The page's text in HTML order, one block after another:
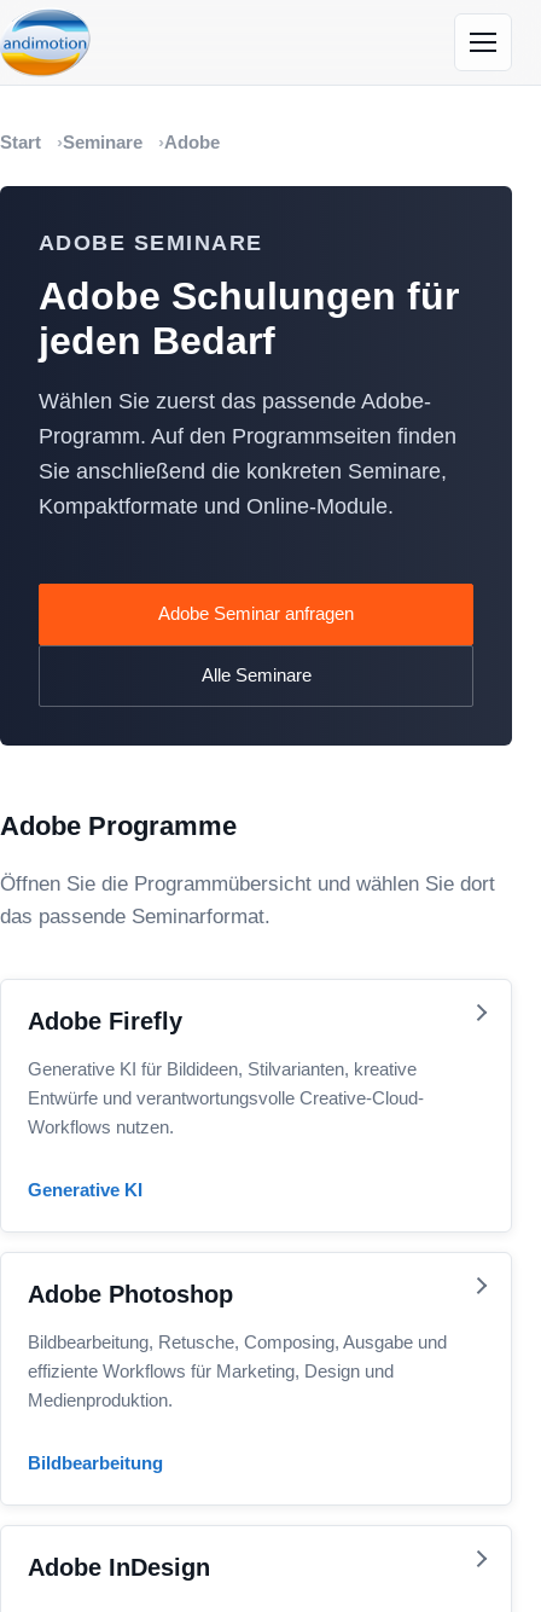
Menü
Start Seminare Adobe
ADOBE SEMINARE
Adobe Schulungen für
jeden Bedarf
Wählen Sie zuerst das passende Adobe-
Programm. Auf den Programmseiten finden
Sie anschließend die konkreten Seminare,
Kompaktformate und Online-Module.
Adobe Seminar anfragen
Alle Seminare
Adobe Programme
Öffnen Sie die Programmübersicht und wählen Sie dort
das passende Seminarformat.
Adobe Firefly
Generative KI für Bildideen, Stilvarianten, kreative
Entwürfe und verantwortungsvolle Creative-Cloud-
Workflows nutzen.
Generative KI
Adobe Photoshop
Bildbearbeitung, Retusche, Composing, Ausgabe und
effiziente Workflows für Marketing, Design und
Medienproduktion.
Bildbearbeitung
Adobe InDesign